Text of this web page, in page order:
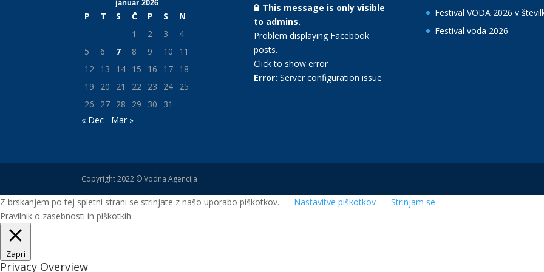
januar 2026
P T S Č P S
N
1
2 3
4
5
6 7 8 9 10
11
12 13 14 15 16 17 18
19
20 21 22 23 24 25
26
27 28 29 30
31
« Dec
Mar »
This message is only visible
to admins.
Problem displaying Facebook
posts.
Click to show error
Error: Server configuration issue
Festival VODA 2026 v
Festival voda 2026
Copyright 2022 © Vodna Agencija
Z brskanjem po tej spletni strani se strinjate z našo uporabo piškotkov. Nastavitve piškotkov
Strinjam se
Pravilnik o zasebnosti in piškotkih
Zapri
Privacy Overview